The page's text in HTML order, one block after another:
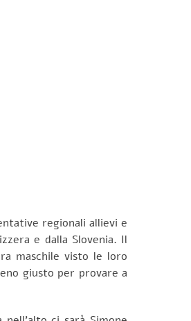
regionali allievi e
e dalla Slovenia. Il
maschile visto le loro
giusto per provare a